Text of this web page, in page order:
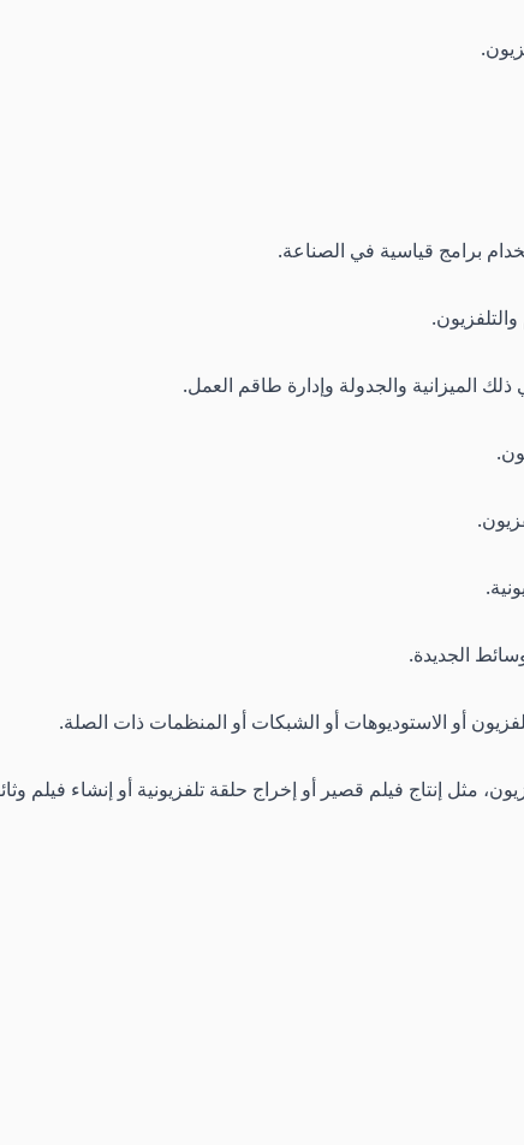
برامج قياسية في الصناعة.
ذلك الميزانية والجدولة وإدارة طاقم العمل.
الجديدة.
أو الاستوديوهات أو الشبكات أو المنظمات ذات الصلة.
مثل إنتاج فيلم قصير أو إخراج حلقة تلفزيونية أو إنشاء فيلم